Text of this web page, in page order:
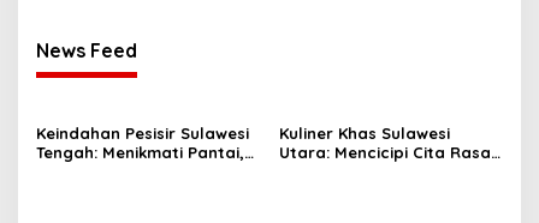
News Feed
Keindahan Pesisir Sulawesi
Tengah: Menikmati Pantai,
Kuliner Khas Sulawesi
Utara: Mencicipi Cita Rasa